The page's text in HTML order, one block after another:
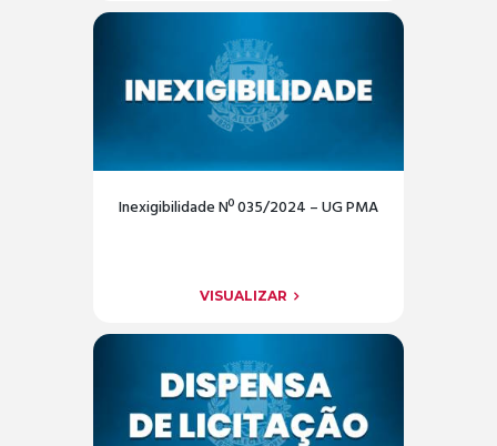
Inexigibilidade Nº 035/2024 – UG PMA
VISUALIZAR